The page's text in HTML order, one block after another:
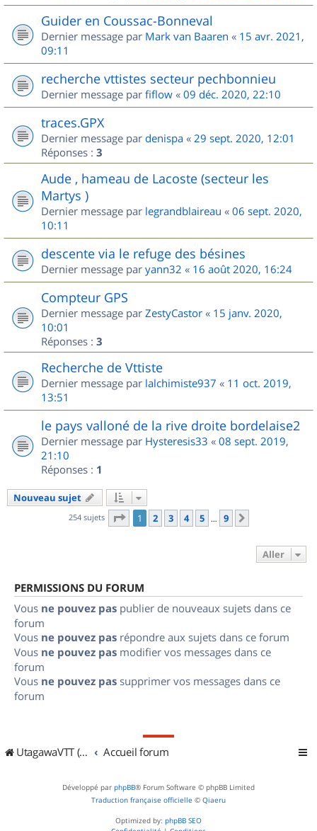
Guider en Coussac-Bonneval
Dernier message par Mark van Baaren « 15 avr. 2021,
09:11
recherche vttistes secteur pechbonnieu
Dernier message par fiflow « 09 déc. 2020, 22:10
traces.GPX
Dernier message par denispa « 29 sept. 2020, 12:01
Réponses : 3
Aude , hameau de Lacoste (secteur les
Martys )
Dernier message par legrandblaireau « 06 sept. 2020,
10:11
descente via le refuge des bésines
Dernier message par yann32 « 16 août 2020, 16:24
Compteur GPS
Dernier message par ZestyCastor « 15 janv. 2020,
10:01
Réponses : 3
Recherche de Vttiste
Dernier message par lalchimiste937 « 11 oct. 2019,
13:51
le pays valloné de la rive droite bordelaise2
Dernier message par Hysteresis33 « 08 sept. 2019,
21:10
Réponses : 1
Nouveau sujet
254 sujets Page 1sur
1 2 3 4 5 … 9
Aller
PERMISSIONS DU FORUM
Vous ne pouvez pas publier de nouveaux sujets dans ce
forum
Vous ne pouvez pas répondre aux sujets dans ce forum
Vous ne pouvez pas modifier vos messages dans ce
forum
Vous ne pouvez pas supprimer vos messages dans ce
forum
UtagawaVTT (Randos VTT et VTTAE avec traces GPS) Accueil forum
Développé par phpBB® Forum Software © phpBB Limited
Traduction française officielle © Qiaeru
Optimized by: phpBB SEO